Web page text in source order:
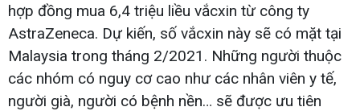
hợp đồng mua 6,4 triệu liều vắcxin từ công ty
AstraZeneca. Dự kiến, số vắcxin này sẽ có mặt tại
Malaysia trong tháng 2/2021. Những người thuộc
các nhóm có nguy cơ cao như các nhân viên y tế,
người già, người có bệnh nền… sẽ được ưu tiên